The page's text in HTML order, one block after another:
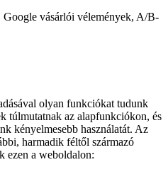
vásárlói vélemények, A/B-
olyan funkciókat tudunk
túlmutatnak az alapfunkciókon, és
kényelmesebb használatát. Az
harmadik féltől származó
ezen a weboldalon: